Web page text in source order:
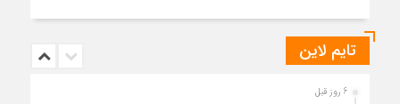
تایم لاین
6 روز قبل